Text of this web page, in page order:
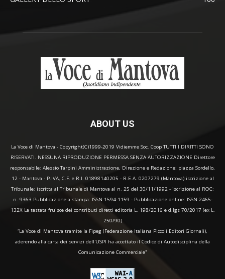
ABOUT US
La Voce di Mantova - Copyright(C)1999-2019 Vidiemme Soc. Coop TUTTI I DIRITTI SONO
RISERVATI. NESSUNA RIPRODUZIONE PERMESSA SENZA AUTORIZZAZIONE Direttore
responsabile: Alessio Tarpini Amministrazione, Direzione e Redazione: piazza Sordello,
12 - Mantova - P.IVA, C.F. e R.I. 01898140205 - R.E.A. 0207279 (Mantova) iscrizione al
Tribunale: iscritta al Tribunale di Mantova al n. 25 del 30/11/1992 - iscrizione al ROC:
n. 9363 Pubblicazione a stampa: ISSN 1594-1159 - Pubblicazione online: ISSN 2465-
132X La testata fruisce dei contributi diretti editoria L. 198/2016 e d.lgs 70/2017 (ex L.
250/90)
“La Voce di Mantova tramite la Fipeg (Federazione Italiana Piccoli Editori Giornali),
aderendo alla carta dei servizi dell'USPI ha accettato il Codice di Autodisciplina della
Comunicazione Commerciale"